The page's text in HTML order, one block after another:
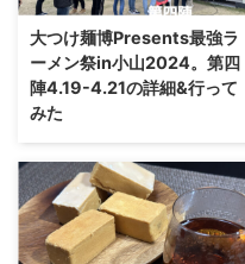
大つけ麺博Presents最強ラ
ーメン祭in小山2024。第四
陣4.19-4.21の詳細&行って
みた